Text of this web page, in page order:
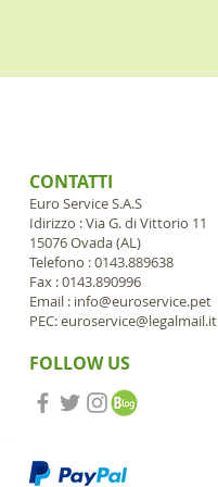
CONTATTI
Euro Service S.A.S
Idirizzo : Via G. di Vittorio 11
15076 Ovada (AL)
Telefono : 0143.889638
Fax : 0143.890996
Email : info@euroservice.pet
PEC:euroservice@legalmail.it
FOLLOW US